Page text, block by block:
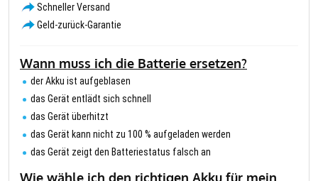
Schneller Versand
Geld-zurück-Garantie
Wann muss ich die Batterie ersetzen?
der Akku ist aufgeblasen
das Gerät entlädt sich schnell
das Gerät überhitzt
das Gerät kann nicht zu 100 % aufgeladen werden
das Gerät zeigt den Batteriestatus falsch an
Wie wähle ich den richtigen Akku für mein